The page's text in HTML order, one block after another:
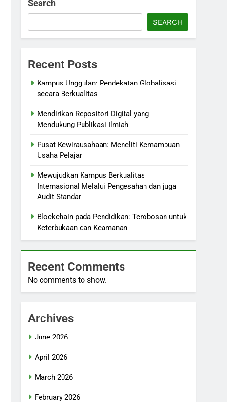
Search
SEARCH
Recent Posts
Kampus Unggulan: Pendekatan Globalisasi
secara Berkualitas
Mendirikan Repositori Digital yang
Mendukung Publikasi Ilmiah
Pusat Kewirausahaan: Meneliti Kemampuan
Usaha Pelajar
Mewujudkan Kampus Berkualitas
Internasional Melalui Pengesahan dan juga
Audit Standar
Blockchain pada Pendidikan: Terobosan untuk
Keterbukaan dan Keamanan
Recent Comments
No comments to show.
Archives
June 2026
April 2026
March 2026
February 2026